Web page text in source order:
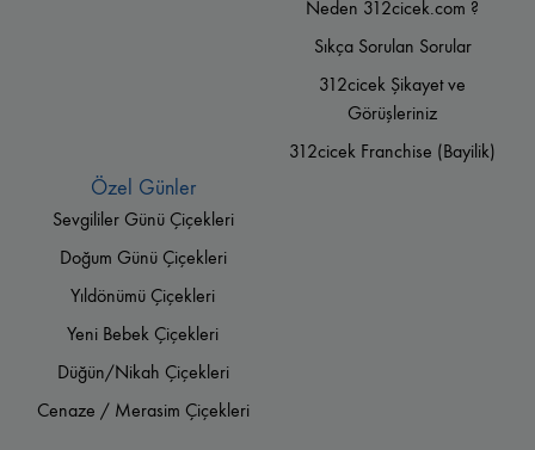
Neden 312cicek.com ?
Sıkça Sorulan Sorular
312cicek Şikayet ve
Görüşleriniz
312cicek Franchise (Bayilik)
Özel Günler
Sevgililer Günü Çiçekleri
Doğum Günü Çiçekleri
Yıldönümü Çiçekleri
Yeni Bebek Çiçekleri
Düğün/Nikah Çiçekleri
Cenaze / Merasim Çiçekleri